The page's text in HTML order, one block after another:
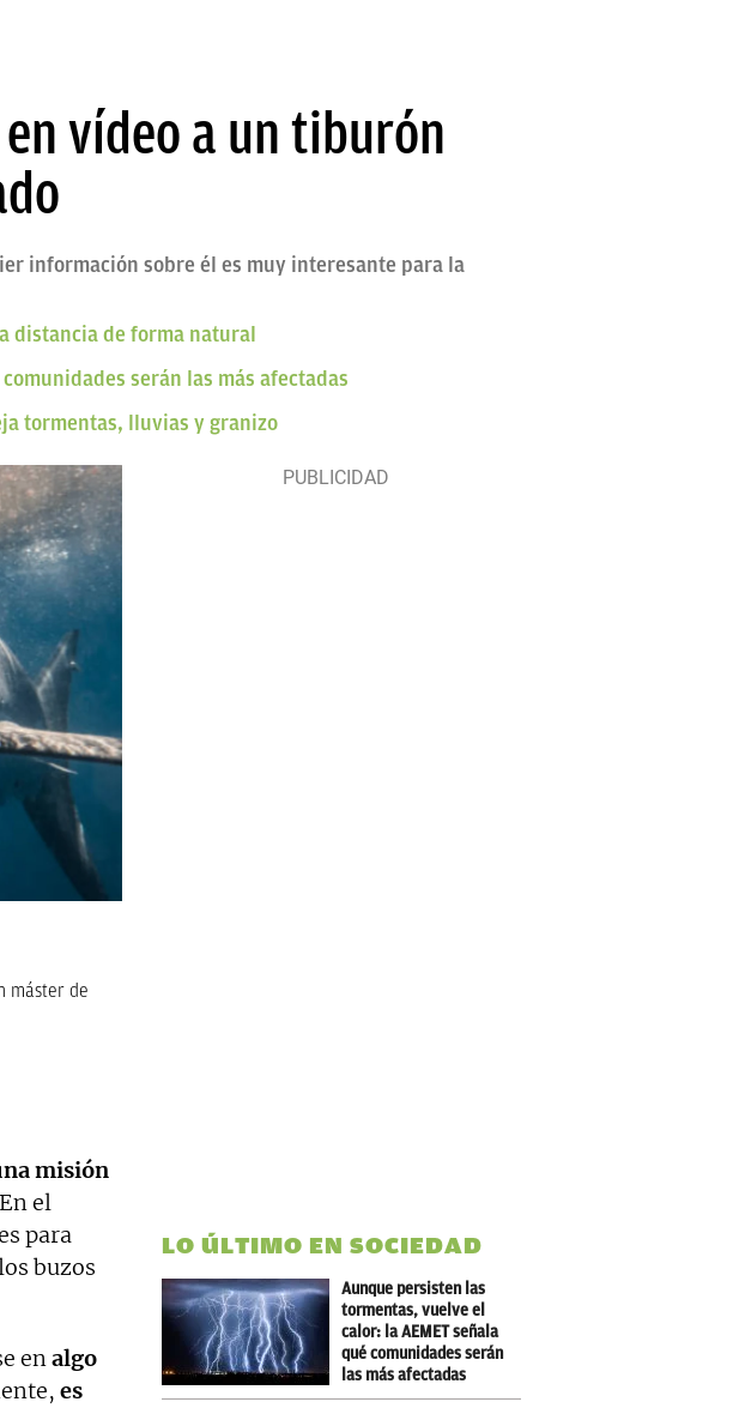
vídeo a un tiburón
información sobre él es muy interesante para la
distancia de forma natural
serán las más afectadas
tormentas, lluvias y granizo
máster de
misión
el
para
buzos
enalgo
es
LO ÚLTIMO EN SOCIEDAD
Aunque persisten las
tormentas, vuelve el
calor: la AEMET señala
qué comunidades serán
las más afectadas